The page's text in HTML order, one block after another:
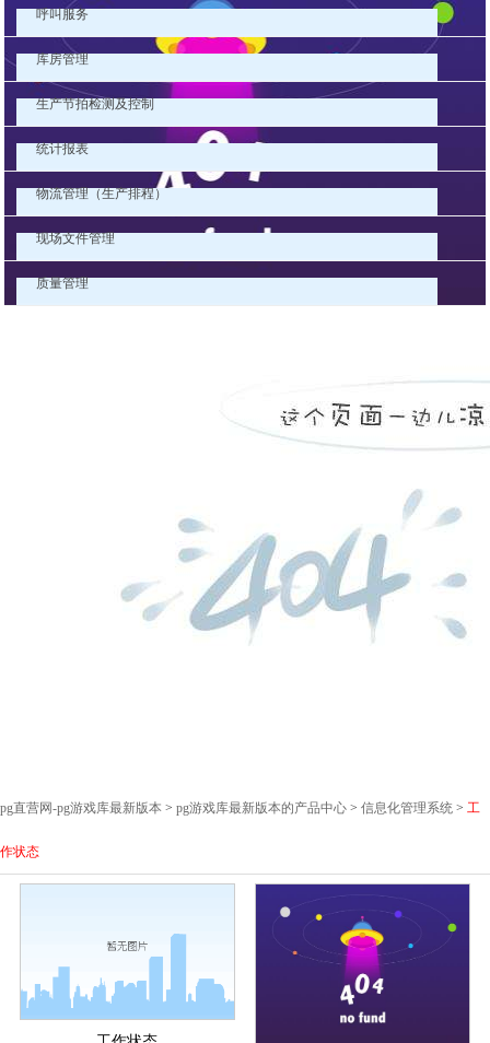
呼叫服务
库房管理
生产节拍检测及控制
统计报表
物流管理（生产排程）
现场文件管理
质量管理
pg直营网-pg游戏库最新版本 > pg游戏库最新版本的产品中心 > 信息化管理系统 > 工
作状态